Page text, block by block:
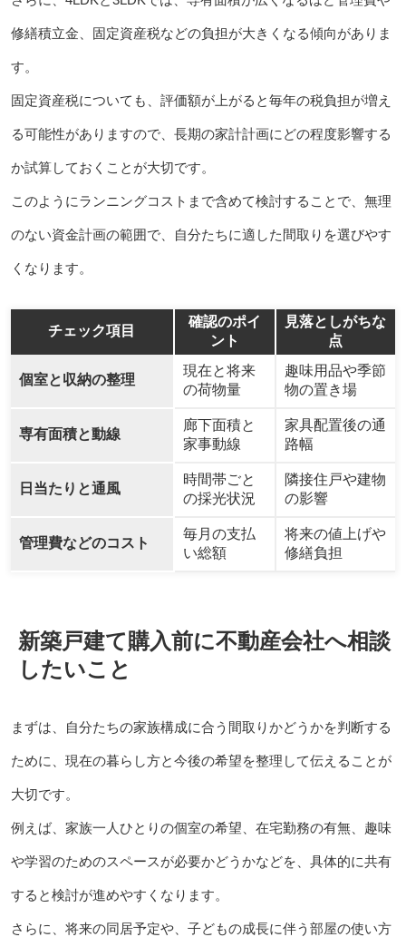
修繕積立金、固定資産税などの負担が大きくなる傾向がありま
す。
固定資産税についても、評価額が上がると毎年の税負担が増え
る可能性がありますので、長期の家計計画にどの程度影響する
か試算しておくことが大切です。
このようにランニングコストまで含めて検討することで、無理
のない資金計画の範囲で、自分たちに適した間取りを選びやす
くなります。
チェック項目
確認のポイ
ント
見落としがちな
点
個室と収納の整理
現在と将来
の荷物量
趣味用品や季節
物の置き場
専有面積と動線
廊下面積と
家事動線
家具配置後の通
路幅
日当たりと通風
時間帯ごと
の採光状況
隣接住戸や建物
の影響
管理費などのコスト
毎月の支払
い総額
将来の値上げや
修繕負担
新築戸建て購入前に不動産会社へ相談
したいこと
まずは、自分たちの家族構成に合う間取りかどうかを判断する
ために、現在の暮らし方と今後の希望を整理して伝えることが
大切です。
例えば、家族一人ひとりの個室の希望、在宅勤務の有無、趣味
や学習のためのスペースが必要かどうかなどを、具体的に共有
すると検討が進めやすくなります。
さらに、将来の同居予定や、子どもの成長に伴う部屋の使い方